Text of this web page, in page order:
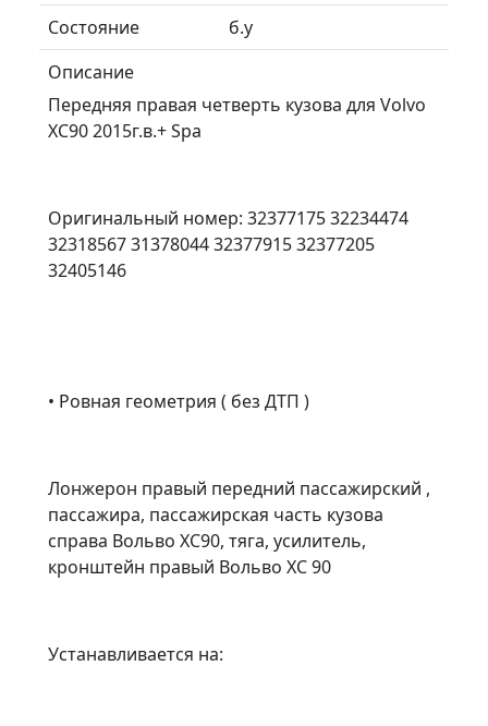
Состояние
б.у
Описание
Передняя правая четверть кузова для Volvo
XC90 2015г.в.+ Spa
Оригинальный номер: 32377175 32234474
32318567 31378044 32377915 32377205
32405146
• Ровная геометрия ( без ДТП )
Лонжерон правый передний пассажирский ,
пассажира, пассажирская часть кузова
справа Вольво ХС90, тяга, усилитель,
кронштейн правый Вольво ХС 90
Устанавливается на: